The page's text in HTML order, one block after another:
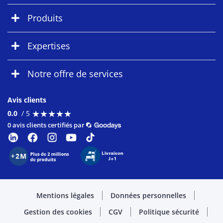
Produits
Expertises
Notre offre de services
Avis clients
0.0 / 5 ★★★★★
★★★★★
0 avis clients certifiés par
Mentions légales
Données personnelles
Gestion des cookies
CGV Politique sécurité